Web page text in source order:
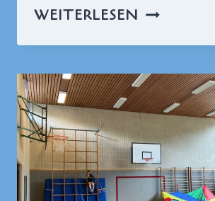
WEITERLESEN